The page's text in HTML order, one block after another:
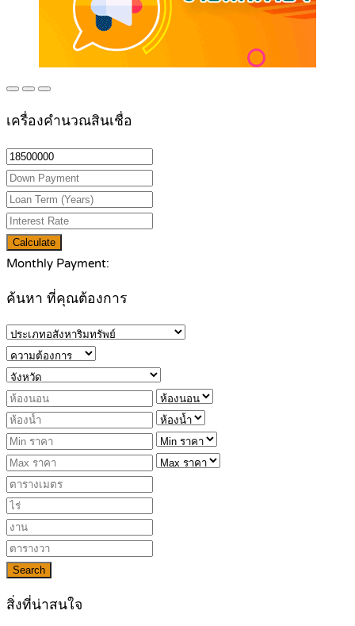
เครื่องคำนวณสินเชื่อ
Calculate
Monthly Payment:
ค้นหา ที่คุณต้องการ
Search
สิ่งที่น่าสนใจ